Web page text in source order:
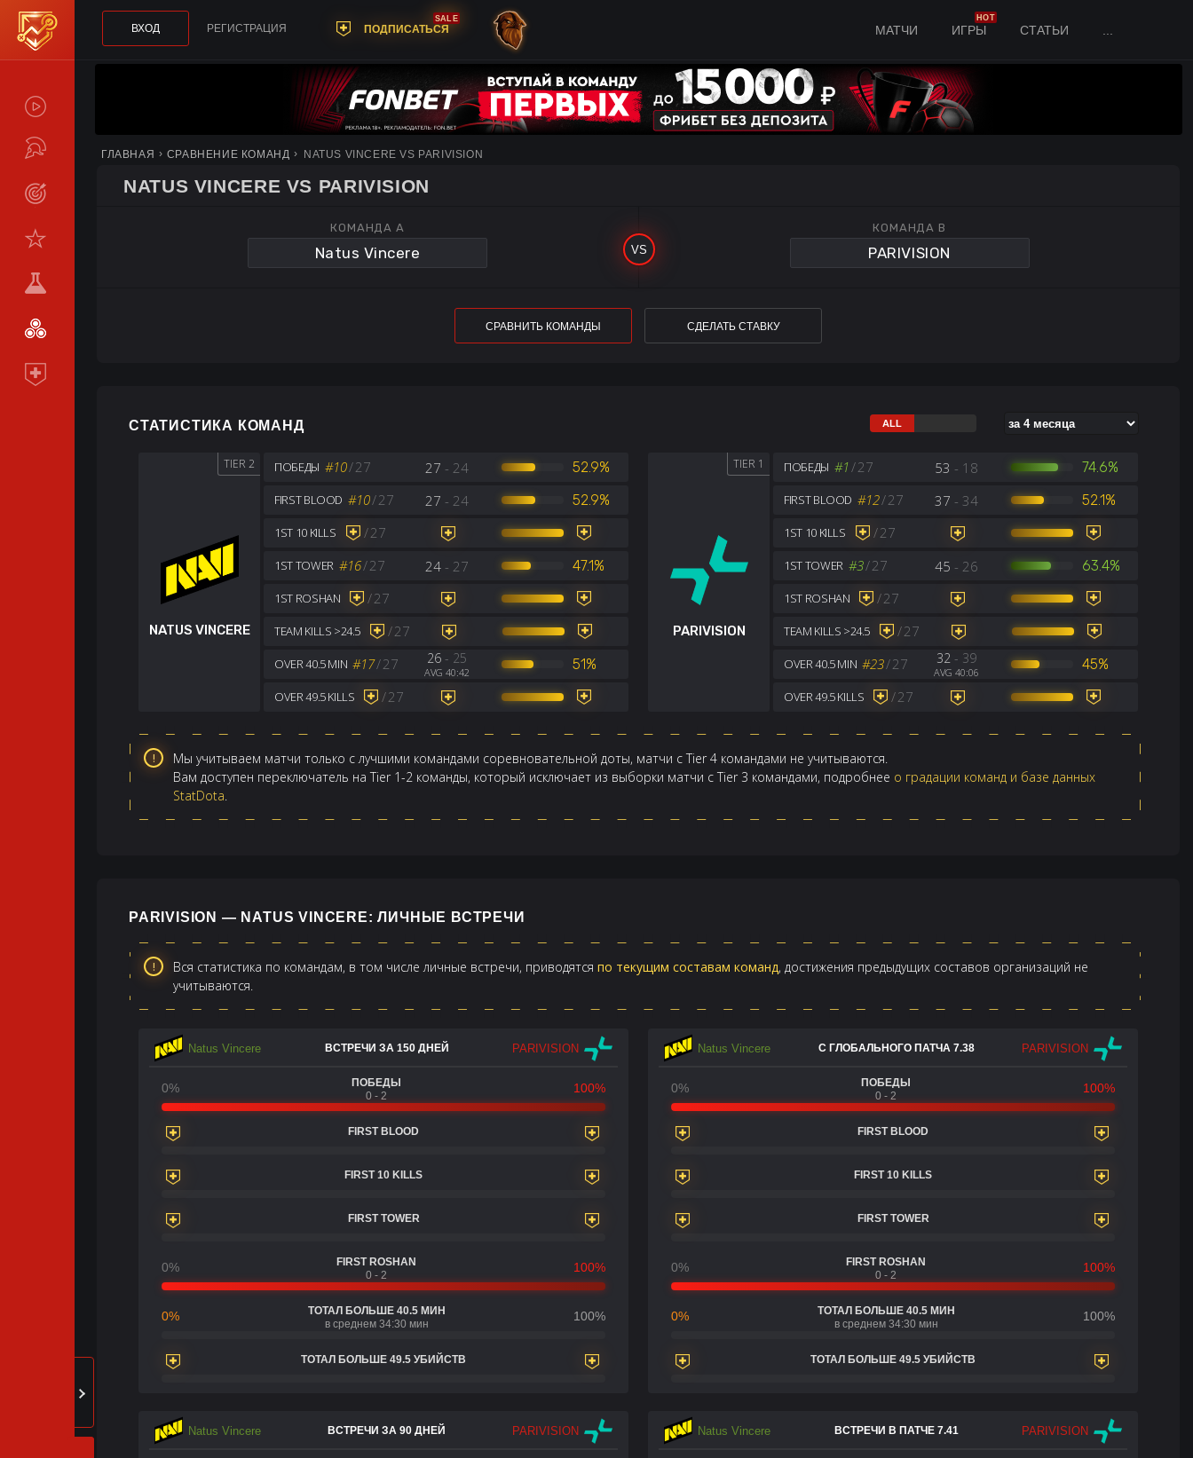
ТУРНИРЫ
КОМАНДЫ
ВХОД РЕГИСТРАЦИЯ ПОДПИСАТЬСЯ
SALE
МАТЧИ ИГРЫ
HOT
СТАТЬИ
ГЛАВНАЯ СРАВНЕНИЕ КОМАНД NATUS VINCERE VS PARIVISION
NATUS VINCERE VS PARIVISION
КОМАНДА A КОМАНДА B
СРАВНИТЬ КОМАНДЫ СДЕЛАТЬ СТАВКУ
СТАТИСТИКА КОМАНД
NATUS VINCERE
TIER 2 ПОБЕДЫ #10/27 27 - 24 52.9%
FIRST BLOOD #10/27 27 - 24 52.9%
1ST 10 KILLS /27
1ST TOWER #16/27 24- 27 47.1%
1ST ROSHAN /27
TEAM KILLS >24.5 /27
OVER 40.5 MIN #17/27 26- 25
AVG 40:42 51%
OVER 49.5 KILLS /27
PARIVISION
TIER 1 ПОБЕДЫ #1 /27 53 - 18 74.6%
FIRST BLOOD #12/27 37 - 34 52.1%
1ST 10 KILLS /27
1ST TOWER #3/27 45 - 26 63.4%
1ST ROSHAN /27
TEAM KILLS >24.5 /27
OVER 40.5 MIN #23/27 32- 39
AVG 40:06 45%
OVER 49.5 KILLS /27
Мы учитываем матчи только с лучшими командами соревновательной доты, матчи с Tier 4 командами не учитываются.
Вам доступен переключатель на Tier 1-2 команды, который исключает из выборки матчи с Tier 3 командами, подробнее о градации команд и базе данных
StatDota.
PARIVISION — NATUS VINCERE: ЛИЧНЫЕ ВСТРЕЧИ
Вся статистика по командам, в том числе личные встречи, приводятся по текущим составам команд, достижения предыдущих составов организаций не
учитываются.
Natus Vincere ВСТРЕЧИ ЗА 150 ДНЕЙ PARIVISION
0%
ПОБЕДЫ
0 - 2
100%
FIRST BLOOD
FIRST 10 KILLS
FIRST TOWER
0%
FIRST ROSHAN
0 - 2
100%
0%
ТОТАЛ БОЛЬШЕ 40.5 МИН
в среднем 34:30 мин
100%
ТОТАЛ БОЛЬШЕ 49.5 УБИЙСТВ
Natus Vincere С ГЛОБАЛЬНОГО ПАТЧА 7.38 PARIVISION
0%
ПОБЕДЫ
0 - 2
100%
FIRST BLOOD
FIRST 10 KILLS
FIRST TOWER
0%
FIRST ROSHAN
0 - 2
100%
0%
ТОТАЛ БОЛЬШЕ 40.5 МИН
в среднем 34:30 мин
100%
ТОТАЛ БОЛЬШЕ 49.5 УБИЙСТВ
Natus Vincere ВСТРЕЧИ ЗА 90 ДНЕЙ PARIVISION Natus Vincere ВСТРЕЧИ В ПАТЧЕ 7.41 PARIVISION